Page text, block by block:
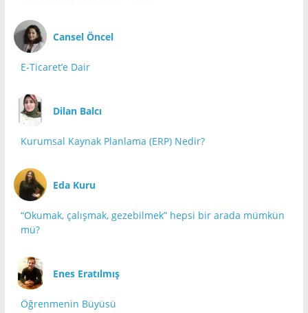
Cansel Öncel
E-Ticaret’e Dair
Dilan Balcı
Kurumsal Kaynak Planlama (ERP) Nedir?
Eda Kuru
“Okumak, çalışmak, gezebilmek” hepsi bir arada mümkün
mü?
Enes Eratılmış
Öğrenmenin Büyüsü